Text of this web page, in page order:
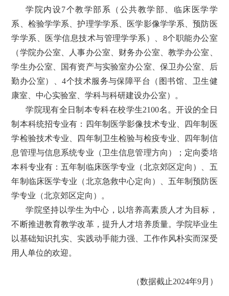
学院内设7个教学部系（公共教学部、临床医学学
系、检验学学系、护理学学系、医学影像学学系、预防医
学学系、医学信息技术与管理学学系）、8个职能办公室
（学院办公室、人事办公室、财务办公室、教学办公室、
学生办公室、国有资产与实验室办公室、保卫办公室、后
勤办公室）、4个技术服务与保障平台（图书馆、卫生健
康室、中心实验室、学科与科研建设办公室）。
学院现有全日制本专科在校学生2100名。开设的全日
制本科统招专业有：四年制医学影像技术专业、四年制医
学检验技术专业、四年制卫生检验与检疫专业、四年制信
息管理与信息系统专业（卫生信息管理方向）；定向委培
本科专业有：五年制临床医学专业（北京郊区定向）、五
年制临床医学专业（北京急救中心定向）、五年制预防医
学专业（北京郊区定向）。
学院坚持以学生为中心，以培养高素质人才为目标，
不断推进教育教学改革，提升人才培养质量。学院毕业生
以基础知识扎实、实践动手能力强、工作作风朴实而深受
用人单位的欢迎。
（数据截止2024年9月）